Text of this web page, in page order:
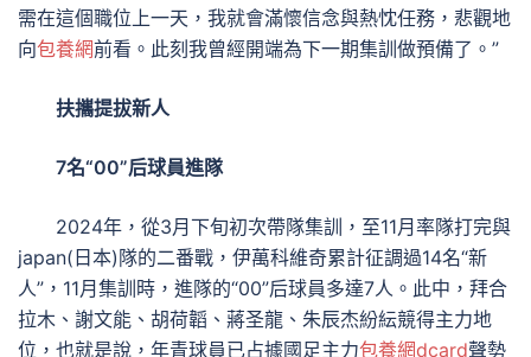
需在這個職位上一天，我就會滿懷信念與熱忱任務，悲觀地
向包養網前看。此刻我曾經開端為下一期集訓做預備了。”
扶攜提拔新人
7名“00”后球員進隊
2024年，從3月下旬初次帶隊集訓，至11月率隊打完與
japan(日本)隊的二番戰，伊萬科維奇累計征調過14名“新
人”，11月集訓時，進隊的“00”后球員多達7人。此中，拜合
拉木、謝文能、胡荷韜、蔣圣龍、朱辰杰紛紜競得主力地
位，也就是說，年青球員已占據國足主力包養網dcard聲勢